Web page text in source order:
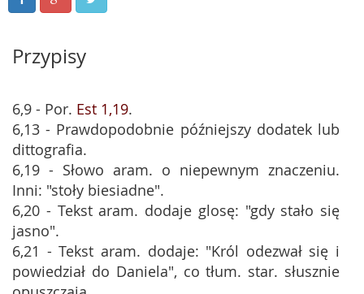
Przypisy
6,9 - Por. Est 1,19.
6,13 - Prawdopodobnie późniejszy dodatek lub
dittografia.
6,19 - Słowo aram. o niepewnym znaczeniu.
Inni: "stoły biesiadne".
6,20 - Tekst aram. dodaje glosę: "gdy stało się
jasno".
6,21 - Tekst aram. dodaje: "Król odezwał się i
powiedział do Daniela", co tłum. star. słusznie